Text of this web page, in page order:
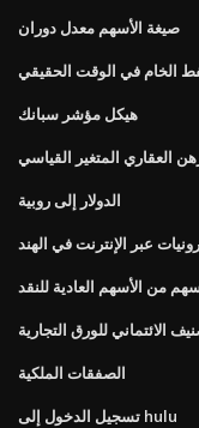
صيغة الأسهم معدل دوران
الخام في الوقت الحقيقي
هيكل مؤشر سبانك
العقاري المتغير القياسي
الدولار إلى روبية
عبر الإنترنت في الهند
من الأسهم العادية للنقد
الائتماني للورق التجارية
الصفقات الملكية
تسجيل الدخول إلى hulu